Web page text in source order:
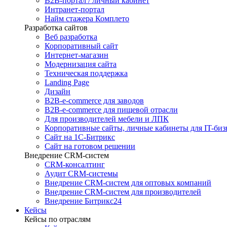
Интранет-портал
Найм стажера Комплето
Разработка сайтов
Веб разработка
Корпоративный сайт
Интернет-магазин
Модернизация сайта
Техническая поддержка
Landing Page
Дизайн
B2B-e-commerce для заводов
B2B-e-commerce для пищевой отрасли
Для производителей мебели и ЛПК
Корпоративные сайты, личные кабинеты для IT-
Сайт на 1С-Битрикс
Сайт на готовом решении
Внедрение CRM-систем
CRM-консалтинг
Аудит CRM-системы
Внедрение CRM-систем для оптовых компаний
Внедрение CRM-систем для производителей
Внедрение Битрикс24
Кейсы
Кейсы по отраслям